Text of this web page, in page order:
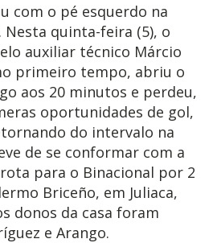
com o pé esquerdo na
quinta-feira (5), o
auxiliar técnico Márcio
primeiro tempo, abriu o
aos 20 minutos e perdeu,
oportunidades de gol,
do intervalo na
de se conformar com a
para o Binacional por 2
Briceño, em Juliaca,
donos da casa foram
e Arango.